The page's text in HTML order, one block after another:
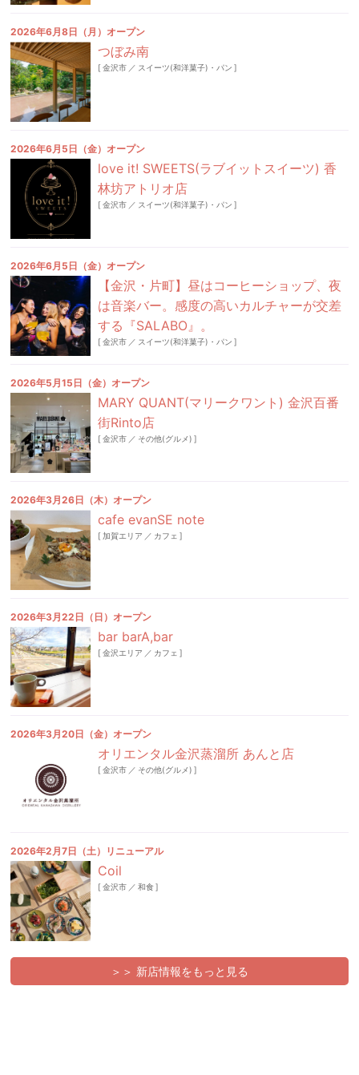
2026年6月8日（月）オープン
つぼみ南
[金沢市 ／ スイーツ(和洋菓子)・パン ]
2026年6月5日（金）オープン
love it! SWEETS(ラブイットスイーツ) 香
林坊アトリオ店
[金沢市 ／ スイーツ(和洋菓子)・パン ]
2026年6月5日（金）オープン
【金沢・片町】昼はコーヒーショップ、夜
は音楽バー。感度の高いカルチャーが交差
する『SALABO』。
[金沢市 ／ スイーツ(和洋菓子)・パン ]
2026年5月15日（金）オープン
MARY QUANT(マリークワント) 金沢百番
街Rinto店
[金沢市 ／ その他(グルメ) ]
2026年3月26日（木）オープン
cafe evanSE note
[ 加賀エリア ／ カフェ ]
2026年3月22日（日）オープン
bar barA,bar
[金沢エリア ／ カフェ ]
2026年3月20日（金）オープン
オリエンタル金沢蒸溜所 あんと店
[金沢市 ／ その他(グルメ) ]
2026年2月7日（土）リニューアル
Coil
[金沢市 ／ 和食]
＞＞ 新店情報をもっと見る